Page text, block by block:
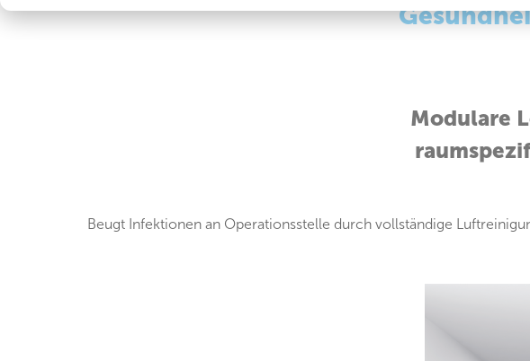
Modulare
Beugt Infektionen an Operationsstelle durch vollständige